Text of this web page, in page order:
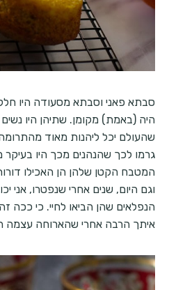
סבתא פאני וסבתא מסעודה היו
היה (באמת) מקומן. שתיהן היו
שהעולם יכל ליהנות מאוד
גרמו לכך שהנהנים מכך היו
המטבח הקטן שלהן הן האכילו
וגם היום, שנים אחרי שנפטרו, אני
הנפלאים שהן הביאו לחיי. כי ככה
איתך הרבה אחרי שהארוחה עצמה